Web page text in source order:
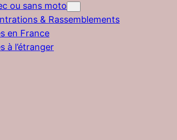
ou sans moto
& Rassemblements
en France
à l’étranger